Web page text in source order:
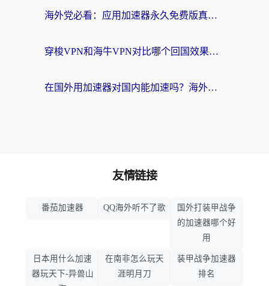
海外党必看：应用加速器永久免费版真的存在吗？教你选对回国加速器无缝刷国内资源
穿梭VPN和海牛VPN对比哪个回国效果更好？海外华人亲测3款热门加速器+避坑指南
在国外用加速器对国内能加速吗？海外党亲测有效的无缝访问指南
友情链接
番茄加速器 QQ海外听不了歌
国外打装甲战争
的加速器哪个好
用
日本用什么加速
器玩天下-异兽山
在南非怎么玩天
涯明月刀
装甲战争加速器
排名